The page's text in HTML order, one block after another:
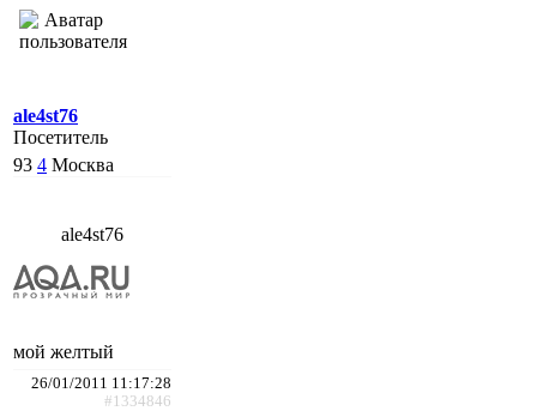
ale4st76
Посетитель
93 4 Москва
ale4st76
мой желтый
26/01/2011 11:17:28
#1334846